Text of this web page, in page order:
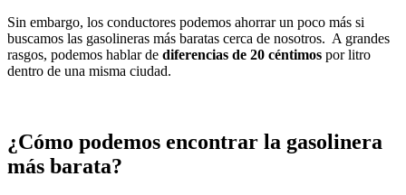
Sin embargo, los conductores podemos ahorrar un poco más si
buscamos las gasolineras más baratas cerca de nosotros. A grandes
rasgos, podemos hablar de diferencias de 20 céntimos por litro
dentro de una misma ciudad.
¿Cómo podemos encontrar la gasolinera
más barata?